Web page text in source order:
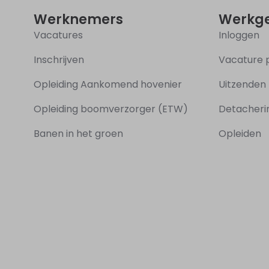
Werknemers
Vacatures
Inschrijven
Opleiding Aankomend hovenier
Opleiding boomverzorger (ETW)
Banen in het groen
Inloggen
Vacature
Uitzenden
Opleiden